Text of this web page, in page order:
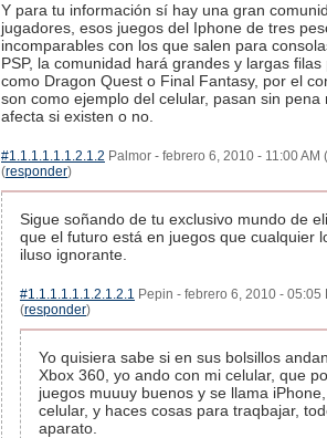
Y para tu información sí hay una gran
jugadores, esos juegos del Iphone de tres
incomparables con los que salen para
PSP, la comunidad hará grandes y largas
como Dragon Quest o Final Fantasy, por el
son como ejemplo del celular, pasan sin pena
afecta si existen o no.
#1.1.1.1.1.1.2.1.2 Palmor - febrero 6, 2010 - 11:00 AM
(responder)
Sigue soñando de tu exclusivo mundo de
que el futuro está en juegos que cualquier
iluso ignorante.
#1.1.1.1.1.1.2.1.2.1 Pepin - febrero 6, 2010 - 05:05
(responder)
Yo quisiera sabe si en sus bolsillos
Xbox 360, yo ando con mi celular, que
juegos muuuy buenos y se llama
celular, y haces cosas para traqbajar,
aparato.